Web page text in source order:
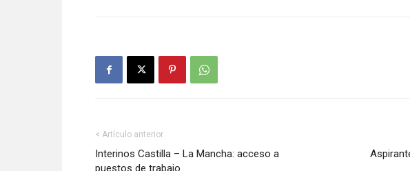
< Artículo anterior
Interinos Castilla – La Mancha: acceso a
puestos de trabajo